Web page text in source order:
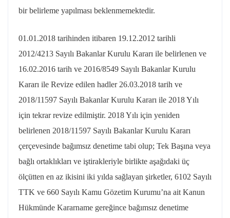
bir belirleme yapılması beklenmemektedir.
01.01.2018 tarihinden itibaren 19.12.2012 tarihli
2012/4213 Sayılı Bakanlar Kurulu Kararı ile belirlenen ve
16.02.2016 tarih ve 2016/8549 Sayılı Bakanlar Kurulu
Kararı ile Revize edilen hadler 26.03.2018 tarih ve
2018/11597 Sayılı Bakanlar Kurulu Kararı ile 2018 Yılı
için tekrar revize edilmiştir. 2018 Yılı için yeniden
belirlenen 2018/11597 Sayılı Bakanlar Kurulu Kararı
çerçevesinde bağımsız denetime tabi olup; Tek Başına veya
bağlı ortaklıkları ve iştirakleriyle birlikte aşağıdaki üç
ölçütten en az ikisini iki yılda sağlayan şirketler, 6102 Sayılı
TTK ve 660 Sayılı Kamu Gözetim Kurumu’na ait Kanun
Hükmünde Kararname gereğince bağımsız denetime